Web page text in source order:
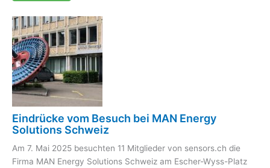
Eindrücke vom Besuch bei MAN Energy
Solutions Schweiz
Am 7. Mai 2025 besuchten 11 Mitglieder von sensors.ch die
Firma MAN Energy Solutions Schweiz am Escher-Wyss-Platz